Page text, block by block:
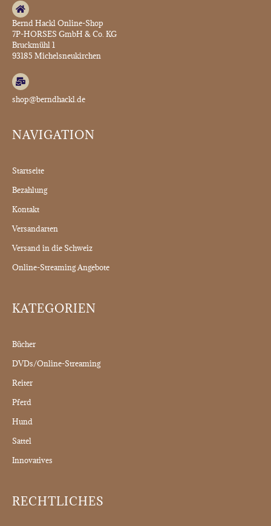
Bernd Hackl Online-Shop
7P-HORSES GmbH & Co. KG
Bruckmühl 1
93185 Michelsneukirchen
shop@berndhackl.de
NAVIGATION
Startseite
Bezahlung
Kontakt
Versandarten
Versand in die Schweiz
Online-Streaming Angebote
KATEGORIEN
Bücher
DVDs/Online-Streaming
Reiter
Pferd
Hund
Sattel
Innovatives
RECHTLICHES